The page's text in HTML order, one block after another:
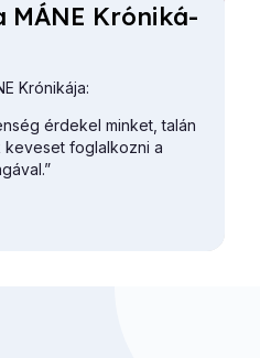
MÁNE Kró­ni­ká­
Krónikája:
érdekel minket, talán
foglalkozni a